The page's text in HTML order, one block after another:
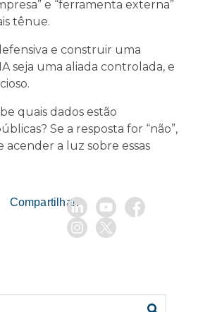
e “ferramenta externa”
tênue.
e construir uma
seja uma aliada controlada, e
quais dados estão
Se a resposta for “não”,
acender a luz sobre essas
Compartilhar: